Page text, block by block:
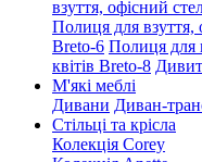
взуття, офісний
Полиця для взуття,
Breto-6 Полиця для
квітів Breto-8
М'які меблі
Дивани Диван-
Стільці та крісла
Колекція Corey